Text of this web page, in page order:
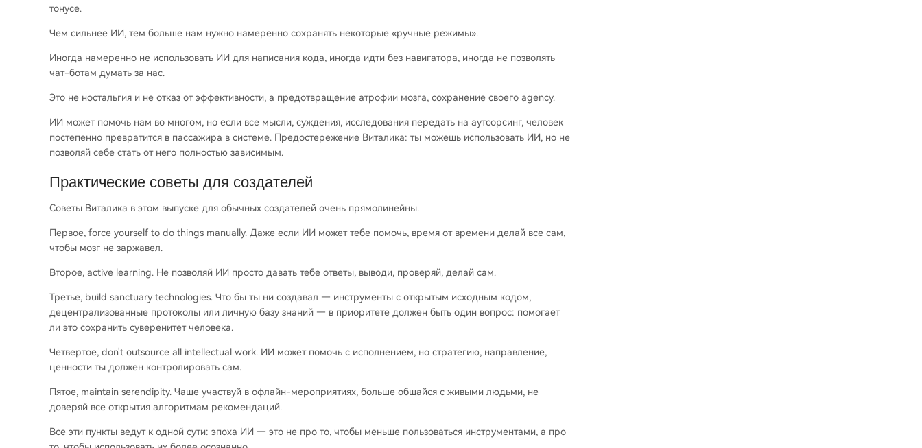
тонусе.
Чем сильнее ИИ, тем больше нам нужно намеренно сохранять некоторые «ручные режимы».
Иногда намеренно не использовать ИИ для написания кода, иногда идти без навигатора, иногда не позволять
чат-ботам думать за нас.
Это не ностальгия и не отказ от эффективности, а предотвращение атрофии мозга, сохранение своего agency.
ИИ может помочь нам во многом, но если все мысли, суждения, исследования передать на аутсорсинг, человек
постепенно превратится в пассажира в системе. Предостережение Виталика: ты можешь использовать ИИ, но не
позволяй себе стать от него полностью зависимым.
Практические советы для создателей
Советы Виталика в этом выпуске для обычных создателей очень прямолинейны.
Первое, force yourself to do things manually. Даже если ИИ может тебе помочь, время от времени делай все сам,
чтобы мозг не заржавел.
Второе, active learning. Не позволяй ИИ просто давать тебе ответы, выводи, проверяй, делай сам.
Третье, build sanctuary technologies. Что бы ты ни создавал — инструменты с открытым исходным кодом,
децентрализованные протоколы или личную базу знаний — в приоритете должен быть один вопрос: помогает
ли это сохранить суверенитет человека.
Четвертое, don't outsource all intellectual work. ИИ может помочь с исполнением, но стратегию, направление,
ценности ты должен контролировать сам.
Пятое, maintain serendipity. Чаще участвуй в офлайн-мероприятиях, больше общайся с живыми людьми, не
доверяй все открытия алгоритмам рекомендаций.
Все эти пункты ведут к одной сути: эпоха ИИ — это не про то, чтобы меньше пользоваться инструментами, а про